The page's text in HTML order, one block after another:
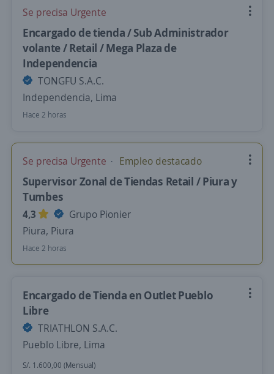
Se precisa Urgente
Encargado de tienda / Sub Administrador
volante / Retail / Mega Plaza de
Independencia
TONGFU S.A.C.
Independencia, Lima
Hace 2 horas
Se precisa Urgente Empleo destacado
Supervisor Zonal de Tiendas Retail / Piura y
Tumbes
4,3
Grupo Pionier
Piura, Piura
Hace 2 horas
Encargado de Tienda en Outlet Pueblo
Libre
TRIATHLON S.A.C.
Pueblo Libre, Lima
S/. 1.600,00 (Mensual)